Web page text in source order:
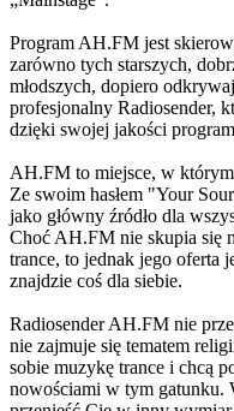
Program AH.FM jest
zarówno tych starszych,
młodszych, dopiero
profesjonalny Radiosender,
dzięki swojej jakości
AH.FM to miejsce, w
Ze swoim hasłem "Your
jako główny źródło dla
Choć AH.FM nie skupia się
trance, to jednak jego oferta
znajdzie coś dla siebie.
Radiosender AH.FM nie
nie zajmuje się tematem
sobie muzykę trance i chcą
nowościami w tym gatunku.